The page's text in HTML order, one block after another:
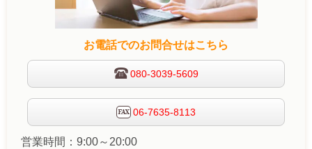
お電話でのお問合せはこちら
080-3039-5609
06-7635-8113
営業時間：9:00～20:00